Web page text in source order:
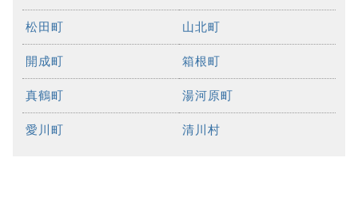
松田町 山北町
開成町 箱根町
真鶴町 湯河原町
愛川町 清川村